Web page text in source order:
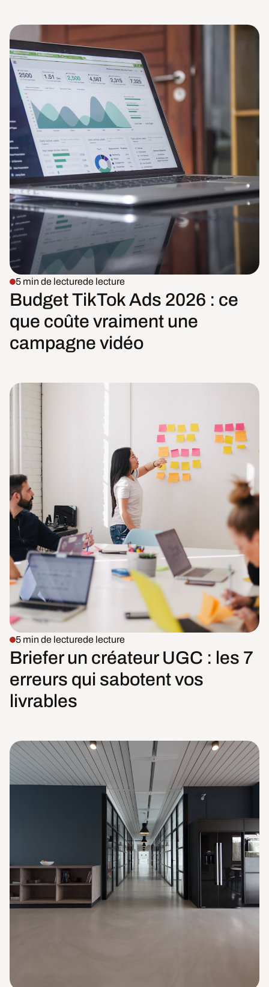
5 min de lecturede lecture
Budget TikTok Ads 2026 : ce
que coûte vraiment une
campagne vidéo
5 min de lecturede lecture
Briefer un créateur UGC : les 7
erreurs qui sabotent vos
livrables